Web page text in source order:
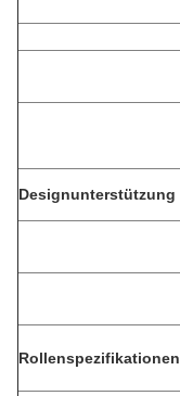
Designunterstützung
Rollenspezifikationen